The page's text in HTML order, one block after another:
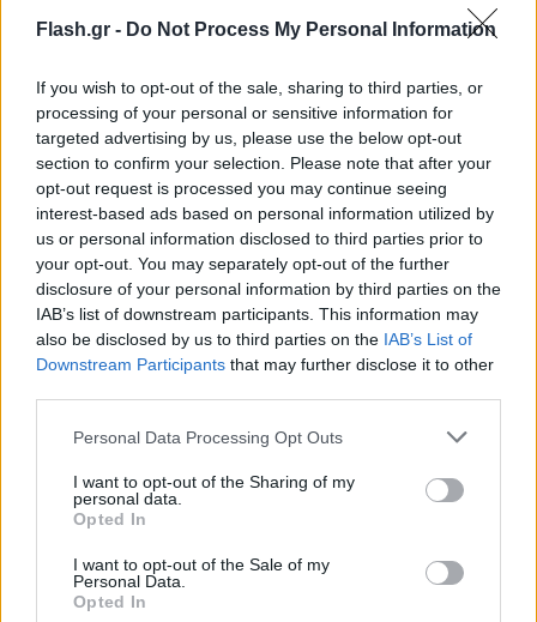
Flash.gr - Do Not Process My Personal Information
If you wish to opt-out of the sale, sharing to third parties, or
processing of your personal or sensitive information for
targeted advertising by us, please use the below opt-out
section to confirm your selection. Please note that after your
opt-out request is processed you may continue seeing
interest-based ads based on personal information utilized by
us or personal information disclosed to third parties prior to
your opt-out. You may separately opt-out of the further
disclosure of your personal information by third parties on the
IAB’s list of downstream participants. This information may
also be disclosed by us to third parties on the IAB’s List of
Downstream Participants that may further disclose it to other
Please note that this website/app uses one or more Google
not limited to your visit or usage behaviour. You may click to
grant or deny consent to Google and its third-party tags to
use your data for below specified purposes in below Google
consent section.
Personal Data Processing Opt Outs
I want to opt-out of the Sharing of my
personal data.
Opted In
I want to opt-out of the Sale of my
Personal Data.
Opted In
Η περιφερειακή δικαστής Τάνια Τσάτκαν απέρριψε
αυτόν τον ισχυρισμό την 1η Δεκεμβρίου και ο
Τραμπ προσέφυγε στο Εφετείο της Περιφέρειας της
Κολούμπια. Μέχρι την εκδίκαση της έφεσης
αναστέλλεται η διεξαγωγή της δίκης του που
αρχικά είχε οριστεί για τον Μάρτιο.
Σε μια προσπάθεια να αποφευχθεί η καθυστέρηση
της δίκης, ο Σμιθ ζήτησε στις 11 Δεκεμβρίου από
το Ανώτατο Δικαστήριο να επισπεύσει την
απόφασή του, ακόμη και αν το Εφετείο της
Περιφέρειας της Κολούμπια δεν έχει ακόμη
αποφανθεί για το θέμα.
Στην περίπτωση που ο Τραμπ επανεκλεγεί στον